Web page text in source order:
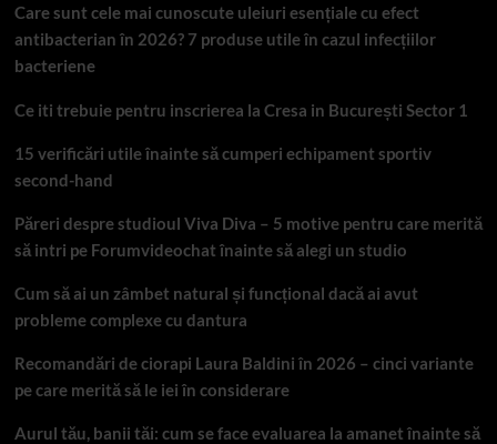
Care sunt cele mai cunoscute uleiuri esențiale cu efect
antibacterian în 2026? 7 produse utile în cazul infecțiilor
bacteriene
Ce iti trebuie pentru inscrierea la Cresa in București Sector 1
15 verificări utile înainte să cumperi echipament sportiv
second-hand
Păreri despre studioul Viva Diva – 5 motive pentru care merită
să intri pe Forumvideochat înainte să alegi un studio
Cum să ai un zâmbet natural și funcțional dacă ai avut
probleme complexe cu dantura
Recomandări de ciorapi Laura Baldini în 2026 – cinci variante
pe care merită să le iei în considerare
Aurul tău, banii tăi: cum se face evaluarea la amanet înainte să